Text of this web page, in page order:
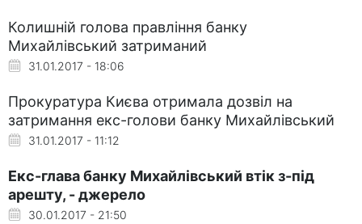
Колишній голова правління банку
Михайлівський затриманий
31.01.2017 - 18:06
Прокуратура Києва отримала дозвіл на
затримання екс-голови банку Михайлівський
31.01.2017 - 11:12
Екс-глава банку Михайлівський втік з-під
арешту, - джерело
30.01.2017 - 21:50